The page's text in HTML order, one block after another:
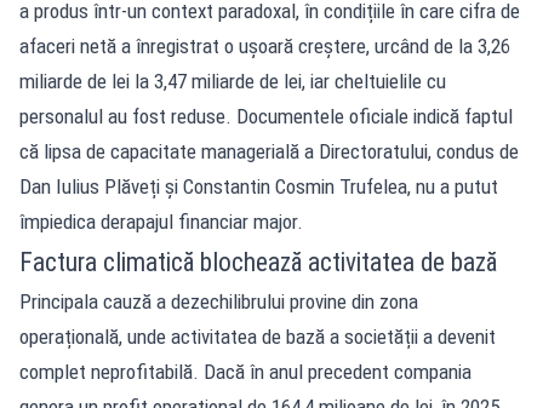
a produs într-un context paradoxal, în condițiile în care cifra de
afaceri netă a înregistrat o ușoară creștere, urcând de la 3,26
miliarde de lei la 3,47 miliarde de lei, iar cheltuielile cu
personalul au fost reduse. Documentele oficiale indică faptul
că lipsa de capacitate managerială a Directoratului, condus de
Dan Iulius Plăveți și Constantin Cosmin Trufelea, nu a putut
împiedica derapajul financiar major.
Factura climatică blochează activitatea de bază
Principala cauză a dezechilibrului provine din zona
operațională, unde activitatea de bază a societății a devenit
complet neprofitabilă. Dacă în anul precedent compania